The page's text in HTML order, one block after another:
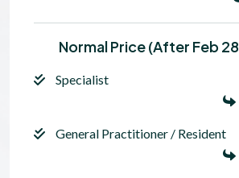
Normal Price (After Feb 28
Specialist
General Practitioner / Resident